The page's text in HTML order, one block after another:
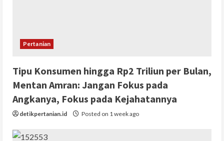
Pertanian
Tipu Konsumen hingga Rp2 Triliun per Bulan,
Mentan Amran: Jangan Fokus pada
Angkanya, Fokus pada Kejahatannya
detikpertanian.id Posted on 1 week ago